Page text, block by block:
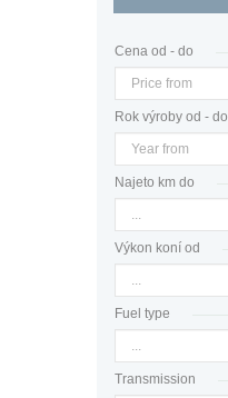
Cena od - do
Rok výroby od - do
Najeto km do
Výkon koní od
Fuel type
Transmission